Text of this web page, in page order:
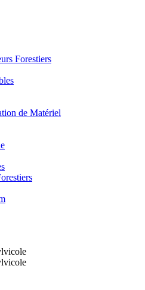
Forestiers
de Matériel